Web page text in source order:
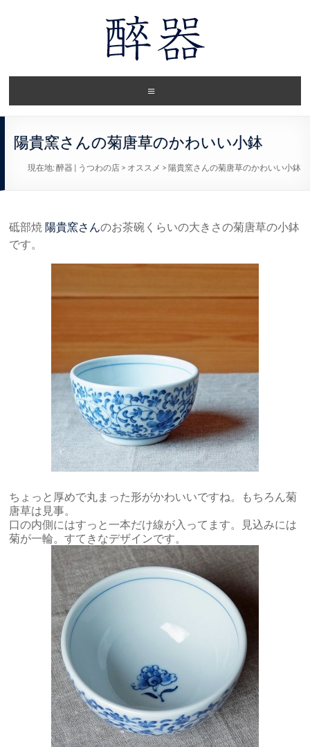
陽貴窯さんの菊唐草のかわいい小鉢
現在地: 醉器 | うつわの店> オススメ > 陽貴窯さんの菊唐草のかわいい小鉢
砥部焼 陽貴窯さんのお茶碗くらいの大きさの菊唐草の小鉢
です。
ちょっと厚めで丸まった形がかわいいですね。もちろん菊
唐草は見事。
口の内側にはすっと一本だけ線が入ってます。見込みには
菊が一輪。すてきなデザインです。